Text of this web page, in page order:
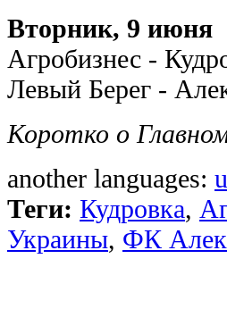
Вторник, 9 июня
Агробизнес -
Левый Берег -
Коротко о
another languages:
Теги: Кудровка,
Украины, ФК